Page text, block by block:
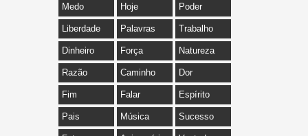
Medo Hoje Poder
Liberdade Palavras Trabalho
Dinheiro Força Natureza
Razão Caminho Dor
Fim Falar Espírito
Pais Música Sucesso